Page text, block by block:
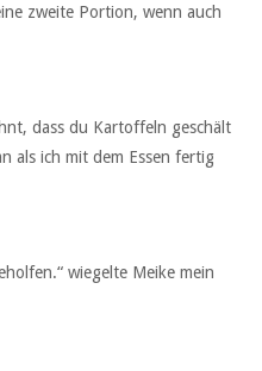
zweite Portion, wenn auch
dass du Kartoffeln geschält
als ich mit dem Essen fertig
wiegelte Meike mein